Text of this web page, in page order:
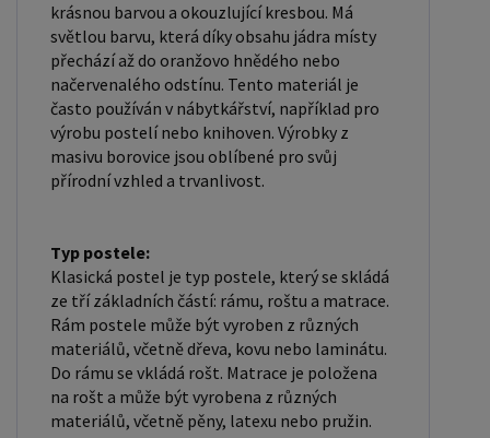
Obchodníkům a firmám, nabízíme možnost
nákupu na velkoobchodní ceny. Zašlete poptávku
na ondera@seznam.cz, velice rádi se Vám budeme
věnovat. Popřípadě se zaregistrujte se ( "
UŽIVATEL " - v horní liště ), vyplníte osobní údaje a
zakliknete " MÁME ZÁJEM O VELKOOBCHODNÍ
kontrole, Vám bude povolen přístup do
velkoobchodu.
krásnou barvou a okouzlující kresbou. Má
světlou barvu, která díky obsahu jádra místy
přechází až do oranžovo hnědého nebo
načervenalého odstínu. Tento materiál je
často používán v nábytkářství, například pro
výrobu postelí nebo knihoven. Výrobky z
masivu borovice jsou oblíbené pro svůj
přírodní vzhled a trvanlivost.
Typ postele:
Klasická postel je typ postele, který se skládá
ze tří základních částí: rámu, roštu a matrace.
Rám postele může být vyroben z různých
materiálů, včetně dřeva, kovu nebo laminátu.
Do rámu se vkládá rošt. Matrace je položena
na rošt a může být vyrobena z různých
materiálů, včetně pěny, latexu nebo pružin.